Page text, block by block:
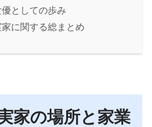
としての歩み
に関する総まとめ
家の場所と家業